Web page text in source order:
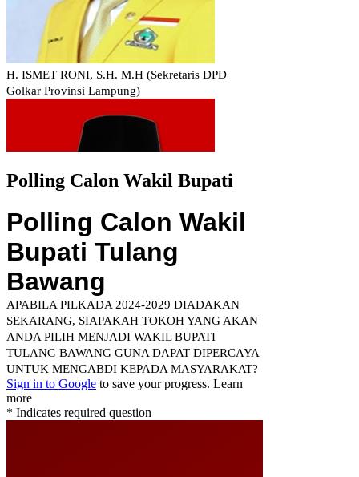
Polling Calon Wakil Bupati